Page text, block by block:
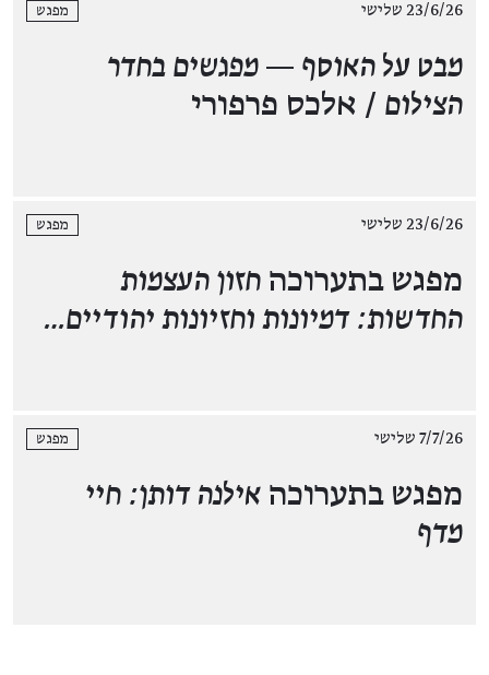
23/6/26 שלישי מפגש
מבט על האוסף — מפגשים בחדר
הצילום / אלכס פרפורי
23/6/26 שלישי מפגש
מפגש בתערוכה חזון העצמות
החדשות: דמיונות וחזיונות יהודיים…
7/7/26 שלישי מפגש
מפגש בתערוכה אילנה דותן: חיי
מדף